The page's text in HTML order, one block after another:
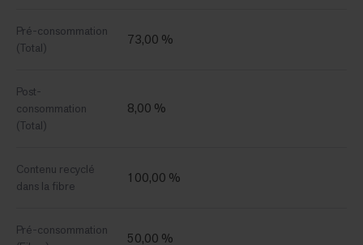
Pré-consommation
(Total)
73,00 %
Post-
consommation
(Total)
8,00 %
Contenu recyclé
dans la fibre
100,00 %
Pré-consommation
50,00 %